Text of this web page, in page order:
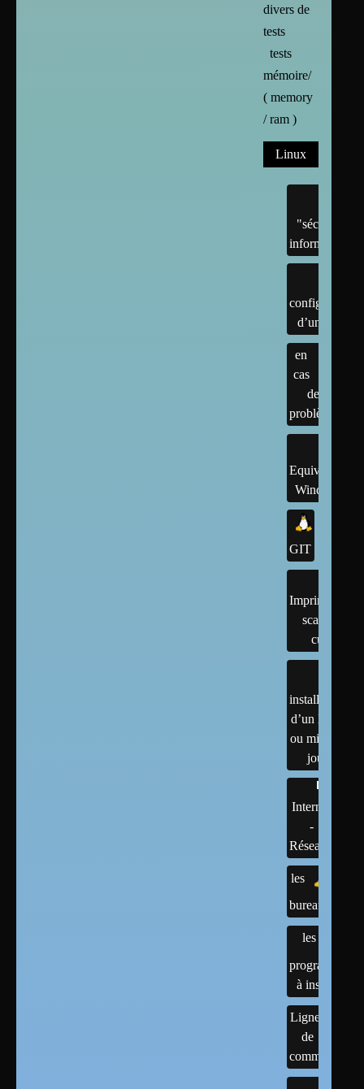
divers de
tests
tests
mémoire/
( memory
/ ram )
Linux
"sécurité"
informatique
configuration
d’un linux
en
cas
de
problème
Equivalents
Windows
GIT
Imprimantes,
scanner,
cups
installation
d’un linux
ou mises à
jour
Internet
-
Réseaux
les
bureaux
les
programmes
à installer
Lignes
de
commandes